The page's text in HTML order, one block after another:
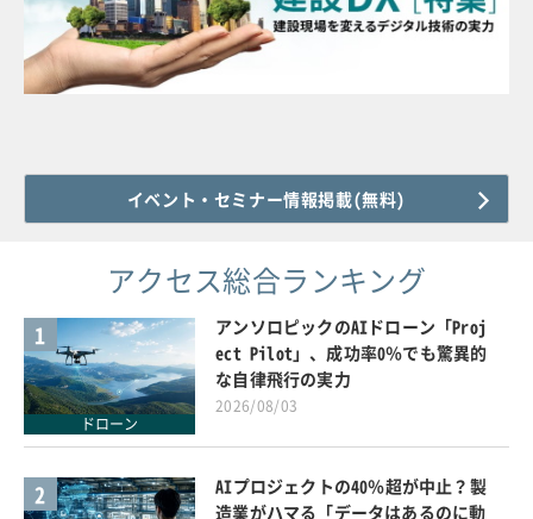
イベント・セミナー情報掲載(無料)
アクセス総合ランキング
1
ドローン
アンソロピックのAIドローン「Proj
ect Pilot」、成功率0％でも驚異的
な自律飛行の実力
2026/08/03
2
AIプロジェクトの40％超が中止？製
造業がハマる「データはあるのに動